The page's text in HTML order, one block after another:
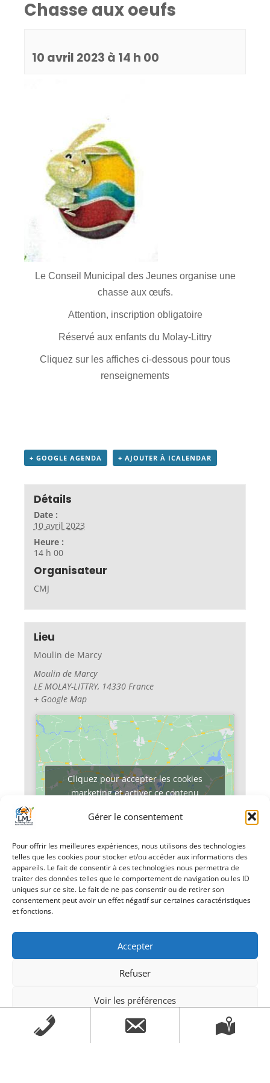
Gérer le consentement
Pour offrir les meilleures expériences, nous utilisons des technologies
telles que les cookies pour stocker et/ou accéder aux informations des
appareils. Le fait de consentir à ces technologies nous permettra de
traiter des données telles que le comportement de navigation ou les ID
uniques sur ce site. Le fait de ne pas consentir ou de retirer son
consentement peut avoir un effet négatif sur certaines caractéristiques
et fonctions.
Accepter
Refuser
Voir les préférences
Mentions légalesMentions légales
Chasse aux oeufs
10 avril 2023 à 14 h 00
Le Conseil Municipal des Jeunes organise une
chasse aux œufs.
Attention, inscription obligatoire
Réservé aux enfants du Molay-Littry
Cliquez sur les affiches ci-dessous pour tous
renseignements
+ GOOGLE AGENDA + AJOUTER À ICALENDAR
Détails
Date :
10 avril 2023
Heure :
14 h 00
Organisateur
CMJ
Lieu
Moulin de Marcy
Moulin de Marcy
LE MOLAY-LITTRY, 14330 France
+ Google Map
Cliquez pour accepter les cookies
marketing et activer ce contenu
«Family Game par
l’APE du Collège
Portes ouvertes
Lystrienne
Création Androme Informatique
© 2026. Tous droits
Mentions légales